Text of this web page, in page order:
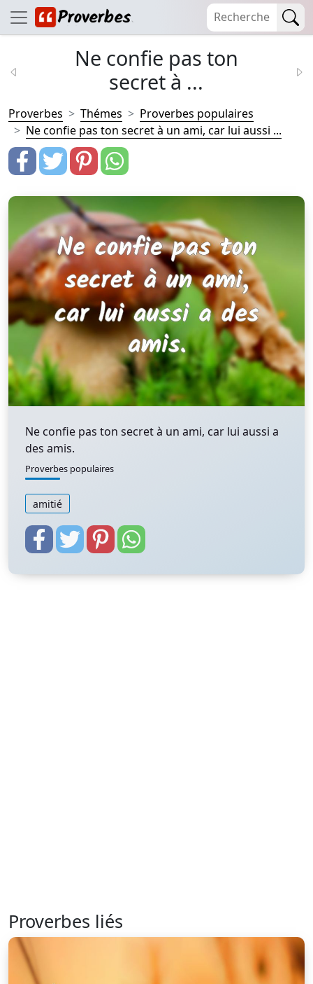
Ne confie pas ton
secret à ...
Proverbes Thémes
Proverbes populaires
Ne confie pas ton secret à un ami, car lui aussi ...
Ne confie pas ton secret à un ami, car lui aussi a
des amis.
Proverbes populaires
amitié
Proverbes liés